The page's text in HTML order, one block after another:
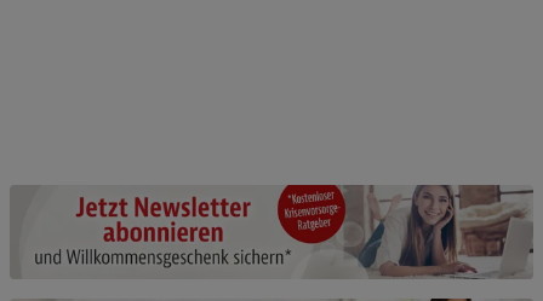
Beschreibung Notwendige Cookies
Cookie-Informationenanzeigen